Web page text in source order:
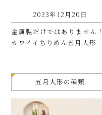
2023年12月20日
金属製だけではありません！
カワイイちりめん五月人形
五月人形の種類